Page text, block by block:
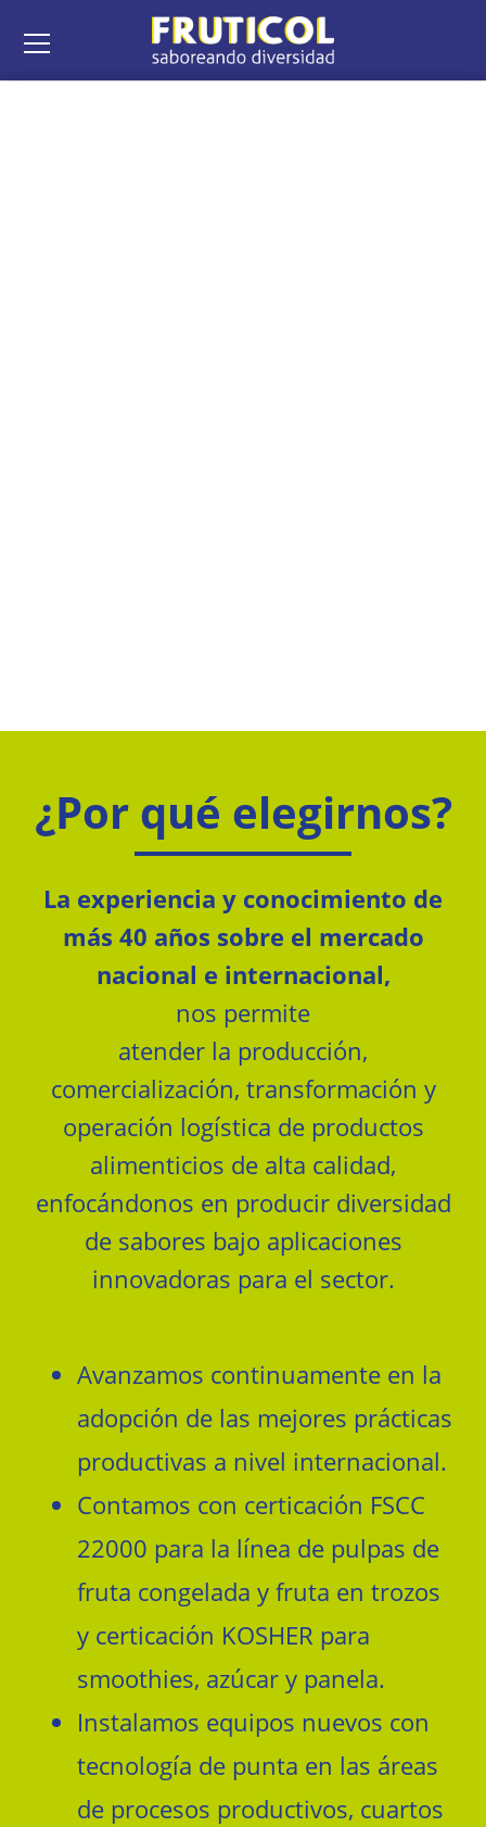
¿Por qué elegirnos?
La experiencia y conocimiento de
más 40 años sobre el mercado
nacional e internacional,
nos permite
atender la producción,
comercialización, transformación y
operación logística de productos
alimenticios de alta calidad,
enfocándonos en producir diversidad
de sabores bajo aplicaciones
innovadoras para el sector.
Avanzamos continuamente en la
adopción de las mejores prácticas
productivas a nivel internacional.
Contamos con certicación FSCC
22000 para la línea de pulpas de
fruta congelada y fruta en trozos
y certicación KOSHER para
smoothies, azúcar y panela.
Instalamos equipos nuevos con
tecnología de punta en las áreas
de procesos productivos, cuartos